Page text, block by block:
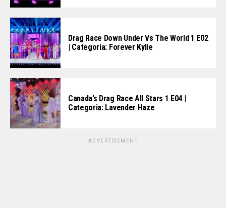
Drag Race Down Under Vs The World 1 E02
| Categoria: Forever Kylie
Canada’s Drag Race All Stars 1 E04 |
Categoria: Lavender Haze
ADVERTISEMENT